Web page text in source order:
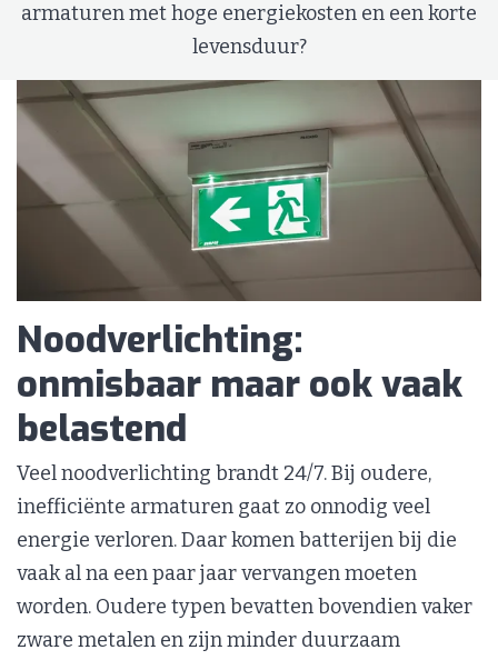
armaturen met hoge energiekosten en een korte
levensduur?
Noodverlichting:
onmisbaar maar ook vaak
belastend
Veel noodverlichting brandt 24/7. Bij oudere,
inefficiënte armaturen gaat zo onnodig veel
energie verloren. Daar komen batterijen bij die
vaak al na een paar jaar vervangen moeten
worden. Oudere typen bevatten bovendien vaker
zware metalen en zijn minder duurzaam